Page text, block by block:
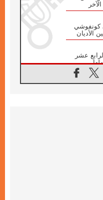
كونفوشي
الأديان
عشر
للبابا لاوُن